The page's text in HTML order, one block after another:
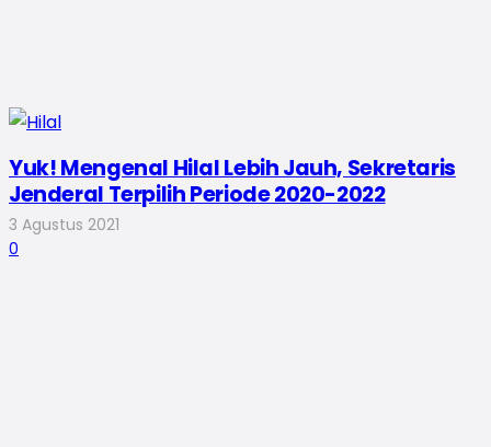
Yuk! Mengenal Hilal Lebih Jauh, Sekretaris
Jenderal Terpilih Periode 2020-2022
3 Agustus 2021
0